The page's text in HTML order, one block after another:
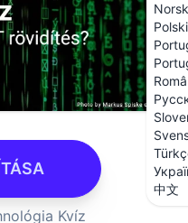
Norsk
Polski
中文
Kvíz